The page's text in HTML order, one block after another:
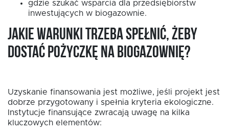
gdzie szukać wsparcia dla przedsiębiorstw
inwestujących w biogazownie.
Jakie warunki trzeba spełnić, żeby
dostać pożyczkę na biogazownię?
Uzyskanie finansowania jest możliwe, jeśli projekt jest
dobrze przygotowany i spełnia kryteria ekologiczne.
Instytucje finansujące zwracają uwagę na kilka
kluczowych elementów: